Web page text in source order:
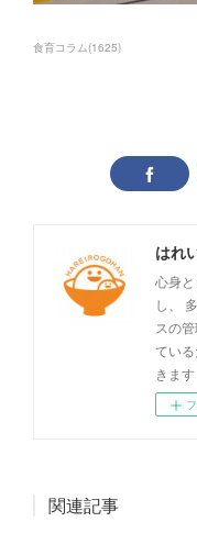
食育コラム(1625)
はれ
心身
し、
スの
てい
きます
関連記事